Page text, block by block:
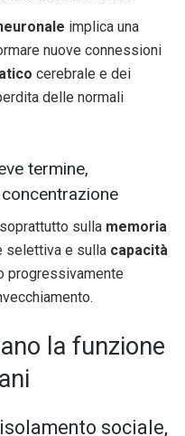
implica una
nuove connessioni
cerebrale e dei
delle normali
termine,
sulla memoria
selettiva e sulla capacità
progressivamente
la funzione
sociale,